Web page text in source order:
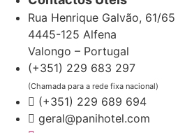
Rua Henrique Galvão, 61/65
4445-125 Alfena
Valongo – Portugal
(+351) 229 683 297
(Chamada para a rede fixa nacional)
(+351) 229 689 694
geral@panihotel.com